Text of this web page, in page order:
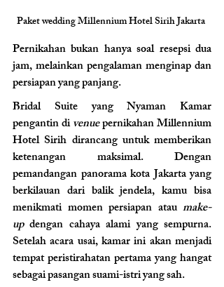
Paket wedding Millennium Hotel Sirih Jakarta
Pernikahan bukan hanya soal resepsi dua
jam, melainkan pengalaman menginap dan
persiapan yang panjang.
Bridal Suite yang Nyaman Kamar
pengantin di venue pernikahan Millennium
Hotel Sirih dirancang untuk memberikan
ketenangan maksimal. Dengan
pemandangan panorama kota Jakarta yang
berkilauan dari balik jendela, kamu bisa
menikmati momen persiapan atau make-
up dengan cahaya alami yang sempurna.
Setelah acara usai, kamar ini akan menjadi
tempat peristirahatan pertama yang hangat
sebagai pasangan suami-istri yang sah.